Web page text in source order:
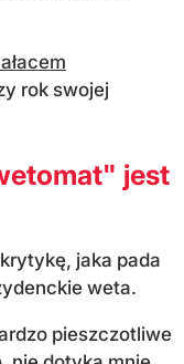
rok swojej
jest
jaka pada
weta.
pieszczotliwe